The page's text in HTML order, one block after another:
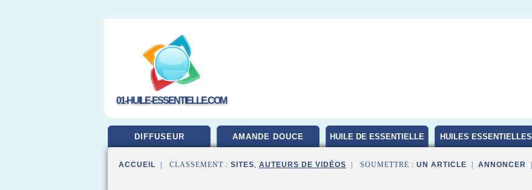
01-HUILE-ESSENTIELLE.COM
DIFFUSEUR AMANDE DOUCE HUILE DE ESSENTIELLE HUILES ESSENTIELLES
ACCUEIL | CLASSEMENT : SITES, AUTEURS DE VIDÉOS | SOUMETTRE : UN ARTICLE ANNONCER